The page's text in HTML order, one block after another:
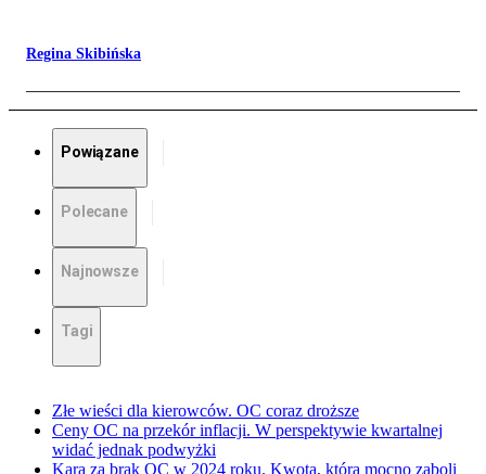
Regina Skibińska
Powiązane
Polecane
Najnowsze
Tagi
Złe wieści dla kierowców. OC coraz droższe
Ceny OC na przekór inflacji. W perspektywie kwartalnej
widać jednak podwyżki
Kara za brak OC w 2024 roku. Kwota, która mocno zaboli